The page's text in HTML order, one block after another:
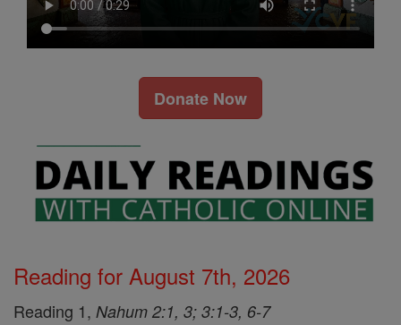
Donate Now
Reading for August 7th, 2026
Reading 1, Nahum 2:1, 3; 3:1-3, 6-7